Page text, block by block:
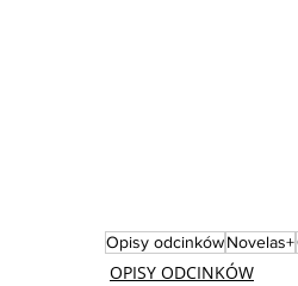
Opisy odcinkówNovelas+
OPISY ODCINKÓW